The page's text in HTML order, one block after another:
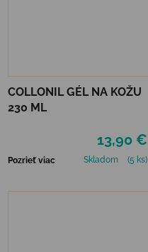
COLLONIL GÉL NA KOŽU
230 ML
13,90 €
Pozrieť viac Skladom (5 ks)